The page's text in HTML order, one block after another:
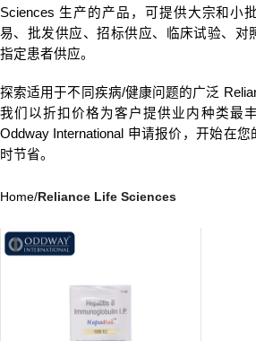
Sciences 生产的产品，可提供大宗和小
易、批发供应、招标供应、临床试验、对
指定患者供应。
探索适用于不同疾病/健康问题的广泛
我们以折扣价格为客户提供业内种类最
Oddway International 申请报价，开始在
时节省。
Home/Reliance Life Sciences